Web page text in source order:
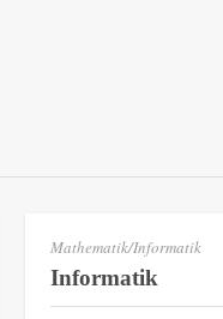
Mathematik/Informatik
Informatik